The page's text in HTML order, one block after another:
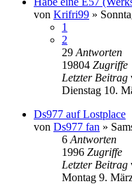
von Krifri99 »
1
2
29 Antworten
19804 Zugriffe
Letzter Beitrag
Dienstag 10.
Ds977 auf Lostplace
von Ds977 fan »
6 Antworten
1996 Zugriffe
Letzter Beitrag
Montag 9.